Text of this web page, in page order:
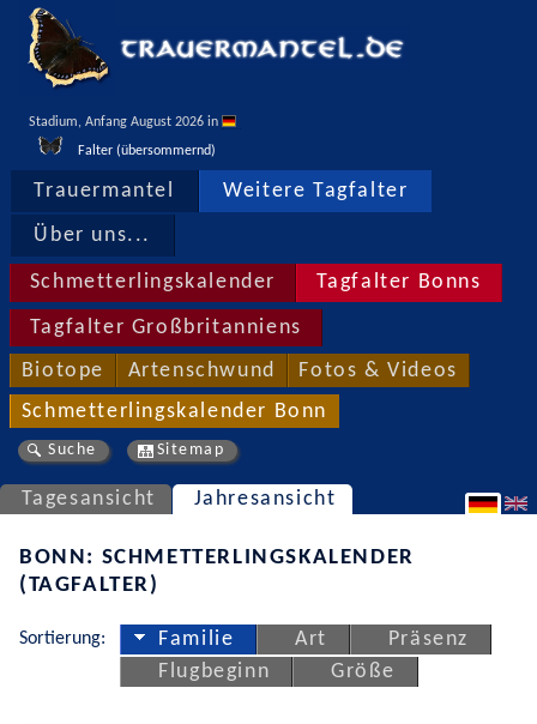
Stadium, Anfang August 2026 in
Falter (übersommernd)
Trauermantel Weitere Tagfalter
Über uns...
Schmetterlingskalender Tagfalter Bonns
Tagfalter Großbritanniens
Biotope Artenschwund Fotos & Videos
Schmetterlingskalender Bonn
Suche Sitemap
Tagesansicht Jahresansicht
BONN: SCHMETTERLINGSKALENDER
(TAGFALTER)
Sortierung: Familie Art
Präsenz
Flugbeginn
Größe